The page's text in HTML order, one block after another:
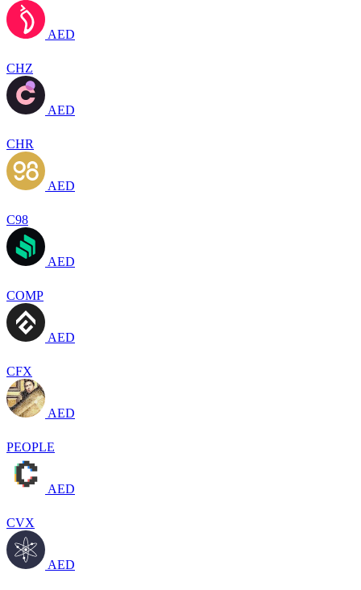
AED
CHZ
AED
CHR
AED
C98
AED
COMP
AED
CFX
AED
PEOPLE
AED
CVX
AED